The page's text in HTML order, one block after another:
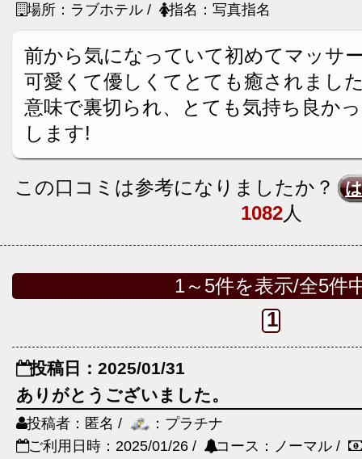
場所：ラブホテル /
指名：写真指名
前から気になっていて初めてマッサ
可愛くて優しくてとても癒されまし
意味で裏切られ、とても気持ち良か
します!
この口コミは参考になりましたか？
1082人
1～5件を表示/全5件
1
投稿日：2025/01/31
ありがとうございました。
投稿者：匿名 /
：プラチナ
ご利用日時：2025/01/26 /
コース：ノーマル /